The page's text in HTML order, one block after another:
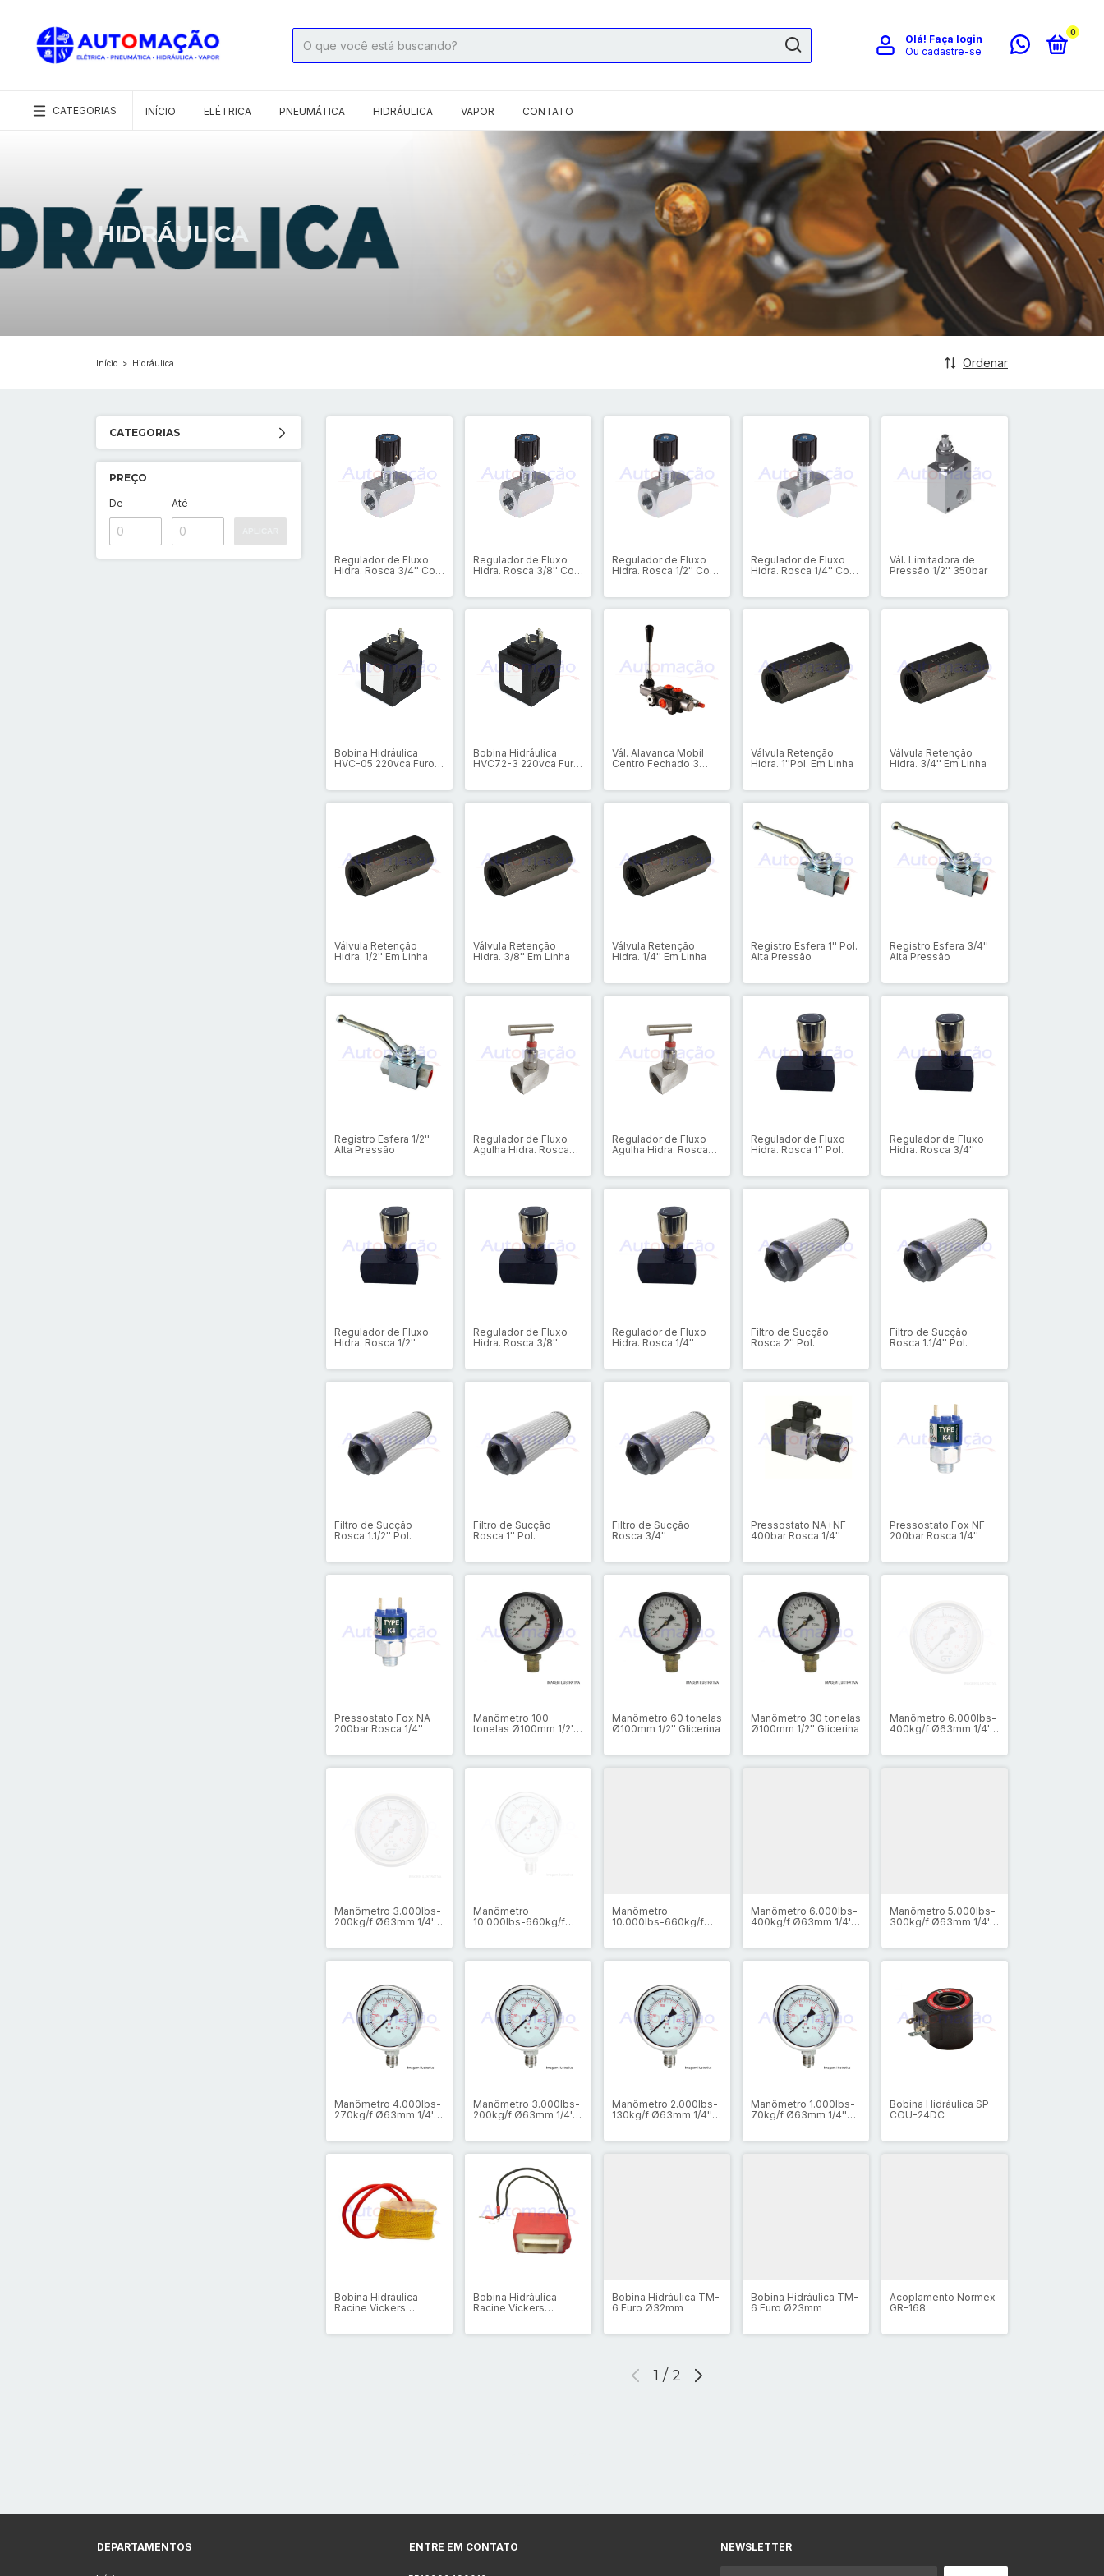
Olá! Faça login
Ou cadastre-se
0
CATEGORIAS INÍCIO ELÉTRICA PNEUMÁTICA HIDRÁULICA VAPOR CONTATO
HIDRÁULICA
Início > Hidráulica Ordenar
CATEGORIAS
PREÇO
De Até
Regulador de Fluxo
Hidra. Rosca 3/4'' Com
Regulador de Fluxo
Hidra. Rosca 3/8'' Com
Regulador de Fluxo
Hidra. Rosca 1/2'' Com
Regulador de Fluxo
Hidra. Rosca 1/4'' Com
Vál. Limitadora de
Pressão 1/2'' 350bar
Bobina Hidráulica
HVC-05 220vca Furo
Bobina Hidráulica
HVC72-3 220vca Furo
Vál. Alavanca Mobil
Centro Fechado 3
Válvula Retenção
Hidra. 1''Pol. Em Linha
Válvula Retenção
Hidra. 3/4'' Em Linha
Válvula Retenção
Hidra. 1/2'' Em Linha
Válvula Retenção
Hidra. 3/8'' Em Linha
Válvula Retenção
Hidra. 1/4'' Em Linha
Registro Esfera 1'' Pol.
Alta Pressão
Registro Esfera 3/4''
Alta Pressão
Registro Esfera 1/2''
Alta Pressão
Regulador de Fluxo
Agulha Hidra. Rosca
Regulador de Fluxo
Agulha Hidra. Rosca
Regulador de Fluxo
Hidra. Rosca 1'' Pol.
Regulador de Fluxo
Hidra. Rosca 3/4''
Regulador de Fluxo
Hidra. Rosca 1/2''
Regulador de Fluxo
Hidra. Rosca 3/8''
Regulador de Fluxo
Hidra. Rosca 1/4''
Filtro de Sucção
Rosca 2'' Pol.
Filtro de Sucção
Rosca 1.1/4'' Pol.
Filtro de Sucção
Rosca 1.1/2'' Pol.
Filtro de Sucção
Rosca 1'' Pol.
Filtro de Sucção
Rosca 3/4''
Pressostato NA+NF
400bar Rosca 1/4''
Pressostato Fox NF
200bar Rosca 1/4''
Pressostato Fox NA
200bar Rosca 1/4''
Manômetro 100
tonelas Ø100mm 1/2''
Manômetro 60 tonelas
Ø100mm 1/2'' Glicerina
Manômetro 30 tonelas
Ø100mm 1/2'' Glicerina
Manômetro 6.000lbs-
400kg/f Ø63mm 1/4''
Manômetro 3.000lbs-
200kg/f Ø63mm 1/4''
Manômetro
10.000lbs-660kg/f
Manômetro
10.000lbs-660kg/f
Manômetro 6.000lbs-
400kg/f Ø63mm 1/4''
Manômetro 5.000lbs-
300kg/f Ø63mm 1/4''
Manômetro 4.000lbs-
270kg/f Ø63mm 1/4''
Manômetro 3.000lbs-
200kg/f Ø63mm 1/4''
Manômetro 2.000lbs-
130kg/f Ø63mm 1/4''
Manômetro 1.000lbs-
70kg/f Ø63mm 1/4''
Bobina Hidráulica SP-
COU-24DC
Bobina Hidráulica
Racine Vickers
Bobina Hidráulica
Racine Vickers
Bobina Hidráulica TM-
6 Furo Ø32mm
Bobina Hidráulica TM-
6 Furo Ø23mm
Acoplamento Normex
GR-168
1 / 2
DEPARTAMENTOS ENTRE EM CONTATO NEWSLETTER